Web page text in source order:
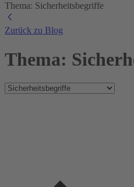
Thema: Sicherheitsbegriffe
Zurück zu Blog
Thema: